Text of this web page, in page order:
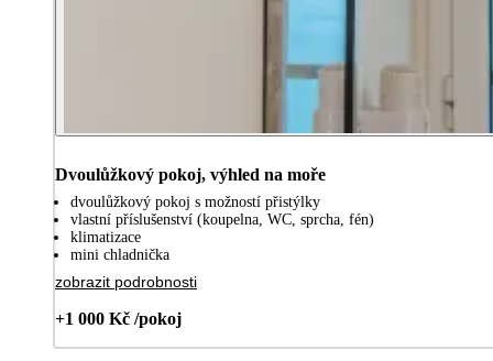
Dvoulůžkový pokoj, výhled na moře
dvoulůžkový pokoj s možností přistýlky
vlastní příslušenství (koupelna, WC, sprcha, fén)
klimatizace
mini chladnička
zobrazit podrobnosti
+1 000 Kč /pokoj